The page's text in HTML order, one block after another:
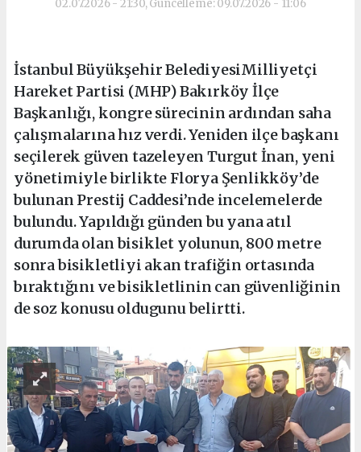
02.07.2026 - 21:30, Güncelleme: 09.07.2026 - 11:06
İstanbul Büyükşehir BelediyesiMilliyetçi
Hareket Partisi (MHP) Bakırköy İlçe
Başkanlığı, kongre sürecinin ardından saha
çalışmalarına hız verdi. Yeniden ilçe başkanı
seçilerek güven tazeleyen Turgut İnan, yeni
yönetimiyle birlikte Florya Şenlikköy’de
bulunan Prestij Caddesi’nde incelemelerde
bulundu. Yapıldığı günden bu yana atıl
durumda olan bisiklet yolunun, 800 metre
sonra bisikletliyi akan trafiğin ortasında
bıraktığını ve bisikletlinin can güvenliğinin
de soz konusu oldugunu belirtti.